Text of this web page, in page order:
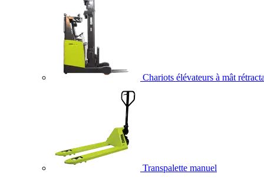
Chariots élévateurs à mât
Transpalette manuel